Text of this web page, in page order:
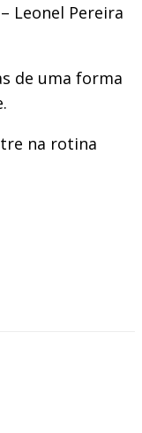
Leonel Pereira
de uma forma
na rotina